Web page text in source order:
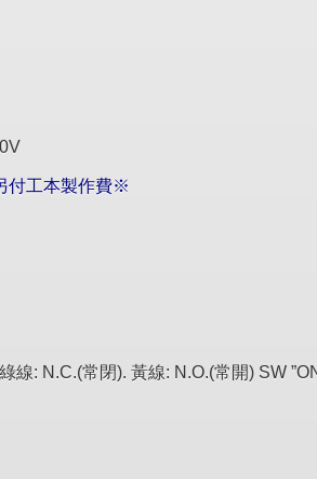
付工本製作費※
: N.C.(常閉). 黃線: N.O.(常開) SW